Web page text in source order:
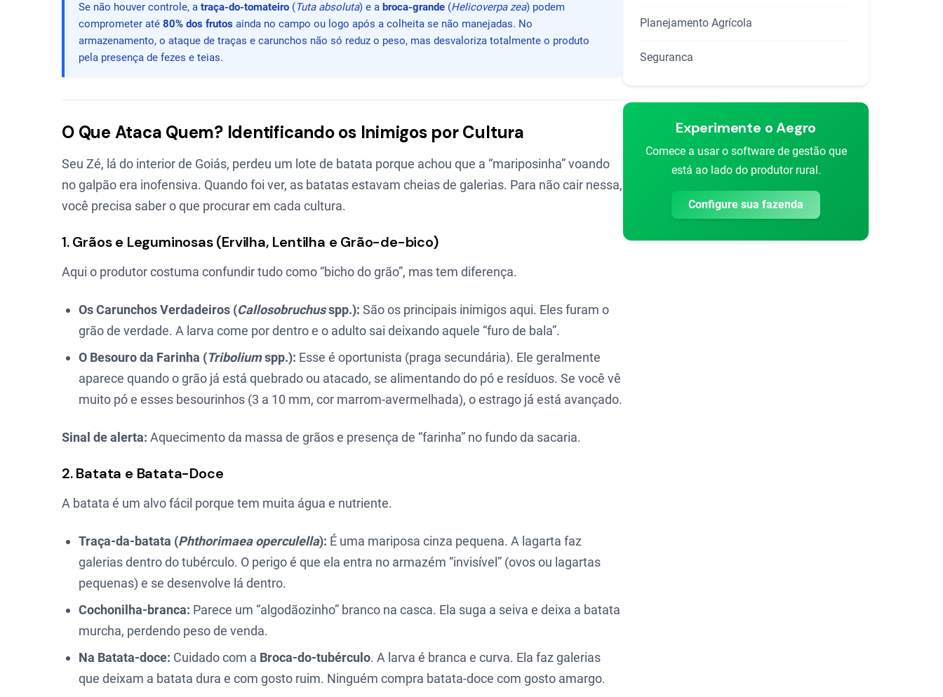
Se não houver controle, a traça-do-tomateiro (Tuta absoluta) e a broca-grande (Helicoverpa zea) podem
comprometer até 80% dos frutos ainda no campo ou logo após a colheita se não manejadas. No
armazenamento, o ataque de traças e carunchos não só reduz o peso, mas desvaloriza totalmente o produto
pela presença de fezes e teias.
O Que Ataca Quem? Identificando os Inimigos por Cultura
Seu Zé, lá do interior de Goiás, perdeu um lote de batata porque achou que a “mariposinha” voando
no galpão era inofensiva. Quando foi ver, as batatas estavam cheias de galerias. Para não cair nessa,
você precisa saber o que procurar em cada cultura.
1. Grãos e Leguminosas (Ervilha, Lentilha e Grão-de-bico)
Aqui o produtor costuma confundir tudo como “bicho do grão”, mas tem diferença.
Os Carunchos Verdadeiros (Callosobruchusspp.): São os principais inimigos aqui. Eles furam o
grão de verdade. A larva come por dentro e o adulto sai deixando aquele “furo de bala”.
O Besouro da Farinha (Triboliumspp.): Esse é oportunista (praga secundária). Ele geralmente
aparece quando o grão já está quebrado ou atacado, se alimentando do pó e resíduos. Se você vê
muito pó e esses besourinhos (3 a 10 mm, cor marrom-avermelhada), o estrago já está avançado.
Sinal de alerta: Aquecimento da massa de grãos e presença de “farinha” no fundo da sacaria.
2. Batata e Batata-Doce
A batata é um alvo fácil porque tem muita água e nutriente.
Traça-da-batata (Phthorimaea operculella): É uma mariposa cinza pequena. A lagarta faz
galerias dentro do tubérculo. O perigo é que ela entra no armazém “invisível” (ovos ou lagartas
pequenas) e se desenvolve lá dentro.
Cochonilha-branca: Parece um “algodãozinho” branco na casca. Ela suga a seiva e deixa a batata
murcha, perdendo peso de venda.
Na Batata-doce: Cuidado com a Broca-do-tubérculo. A larva é branca e curva. Ela faz galerias
que deixam a batata dura e com gosto ruim. Ninguém compra batata-doce com gosto amargo.
Planejamento Agrícola
Seguranca
Experimente o Aegro
Comece a usar o software de gestão que
está ao lado do produtor rural.
Configure sua fazenda